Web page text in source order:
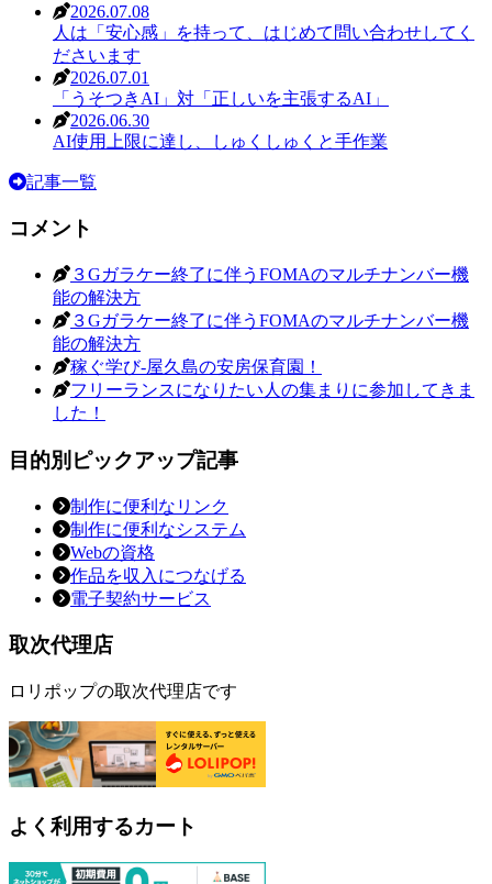
2026.07.08
人は「安心感」を持って、はじめて問い合わせしてく
ださいます
2026.07.01
「うそつきAI」対「正しいを主張するAI」
2026.06.30
AI使用上限に達し、しゅくしゅくと手作業
記事一覧
コメント
３Gガラケー終了に伴うFOMAのマルチナンバー機
能の解決方
３Gガラケー終了に伴うFOMAのマルチナンバー機
能の解決方
稼ぐ学び-屋久島の安房保育園！
フリーランスになりたい人の集まりに参加してきま
した！
目的別ピックアップ記事
制作に便利なリンク
制作に便利なシステム
Webの資格
作品を収入につなげる
電子契約サービス
取次代理店
ロリポップの取次代理店です
よく利用するカート